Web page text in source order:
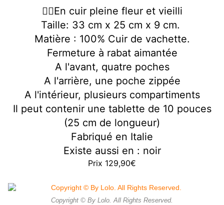
👉🏻En cuir pleine fleur et vieilli
Taille: 33 cm x 25 cm x 9 cm.
Matière : 100% Cuir de vachette.
Fermeture à rabat aimantée
A l'avant, quatre poches
A l'arrière, une poche zippée
A l'intérieur, plusieurs compartiments
Il peut contenir une tablette de 10 pouces
(25 cm de longueur)
Fabriqué en Italie
Existe aussi en : noir
Prix 129,90€
Copyright © By Lolo. All Rights Reserved.